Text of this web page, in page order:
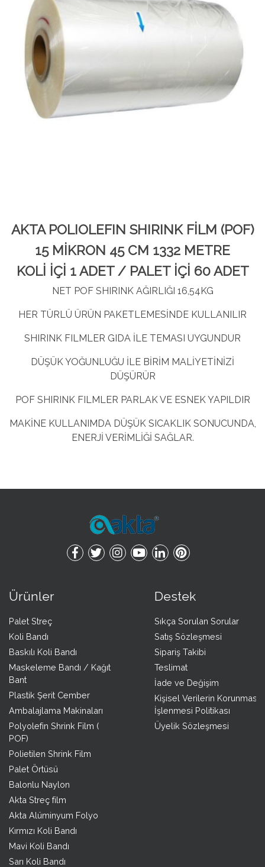
AKTA POLIOLEFIN SHIRINK FİLM (POF)
15 MİKRON 45 CM 1332 METRE
KOLİ İÇİ 1 ADET / PALET İÇİ 60 ADET
NET POF SHIRINK AĞIRLIĞI 16,54KG
HER TÜRLÜ ÜRÜN PAKETLEMESİNDE KULLANILIR
SHIRINK FILMLER GIDA İLE TEMASI UYGUNDUR
DÜŞÜK YOĞUNLUĞU İLE BİRİM MALİYETİNİZİ
DÜŞÜRÜR
POF SHIRINK FILMLER PARLAK VE ESNEK YAPILDIR
MAKİNE KULLANIMDA DÜŞÜK SICAKLIK SONUCUNDA,
ENERJİ VERİMLİĞİ SAĞLAR.
Ürünler
Palet Streç
Koli Bandı
Baskılı Koli Bandı
Maskeleme Bandı / Kağıt
Bant
Plastik Şerit Cember
Ambalajlama Makinaları
Polyolefin Shrink Film (
POF)
Polietilen Shrink Film
Palet Örtüsü
Balonlu Naylon
Akta Streç film
Akta Alüminyum Folyo
Kırmızı Koli Bandı
Mavi Koli Bandı
Sarı Koli Bandı
Destek
Sıkça Sorulan Sorular
Satış Sözleşmesi
Sipariş Takibi
Teslimat
İade ve Değişim
Kişisel Verilerin Korunması
İşlenmesi Politikası
Üyelik Sözleşmesi